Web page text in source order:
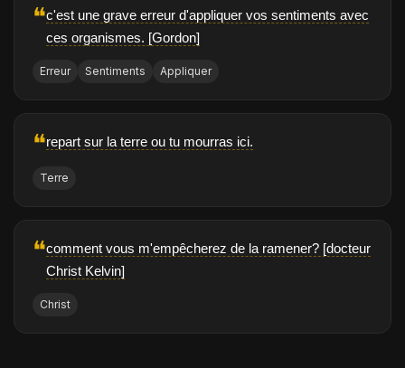
❝c'est une grave erreur d'appliquer vos sentiments avec
ces organismes. [Gordon]
Erreur Sentiments Appliquer
❝repart sur la terre ou tu mourras ici.
Terre
❝comment vous m'empêcherez de la ramener? [docteur
Christ Kelvin]
Christ